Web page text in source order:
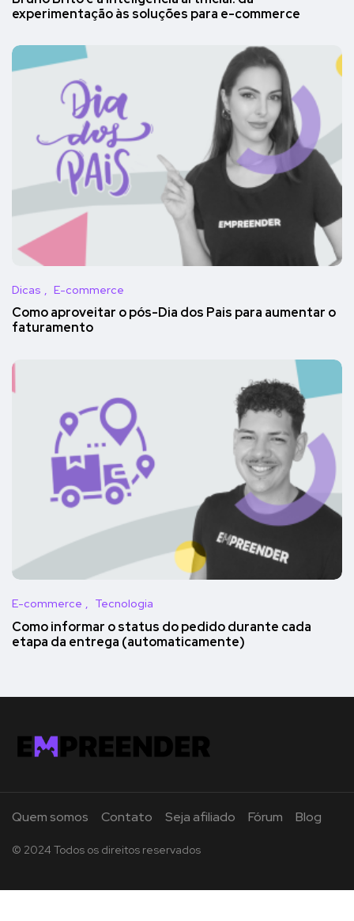
experimentação às soluções para e-commerce
Dicas E-commerce
Como aproveitar o pós-Dia dos Pais para aumentar o
faturamento
E-commerce Tecnologia
Como informar o status do pedido durante cada
etapa da entrega (automaticamente)
Quem somos Contato Seja afiliado Fórum Blog
© 2024 Todos os direitos reservados